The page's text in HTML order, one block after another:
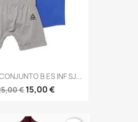
B ES INF SJ...
€ 15,00 €